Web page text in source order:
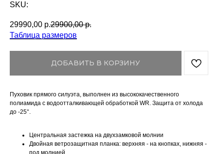
SKU:
29990,00 р.29900,00 р.
Таблица размеров
ДОБАВИТЬ В КОРЗИНУ
Пуховик прямого силуэта, выполнен из высококачественного
полиамида с водоотталкивающей обработкой WR. Защита от холода
до -25°.
Центральная застежка на двухзамковой молнии
Двойная ветрозащитная планка: верхняя - на кнопках, нижняя -